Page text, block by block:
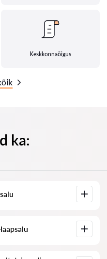
Keskkonnaõigus
ka:
arvustused,